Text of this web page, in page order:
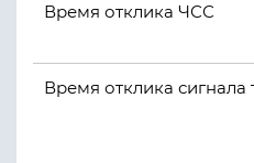
Время отклика ЧСС
Время отклика сигнала